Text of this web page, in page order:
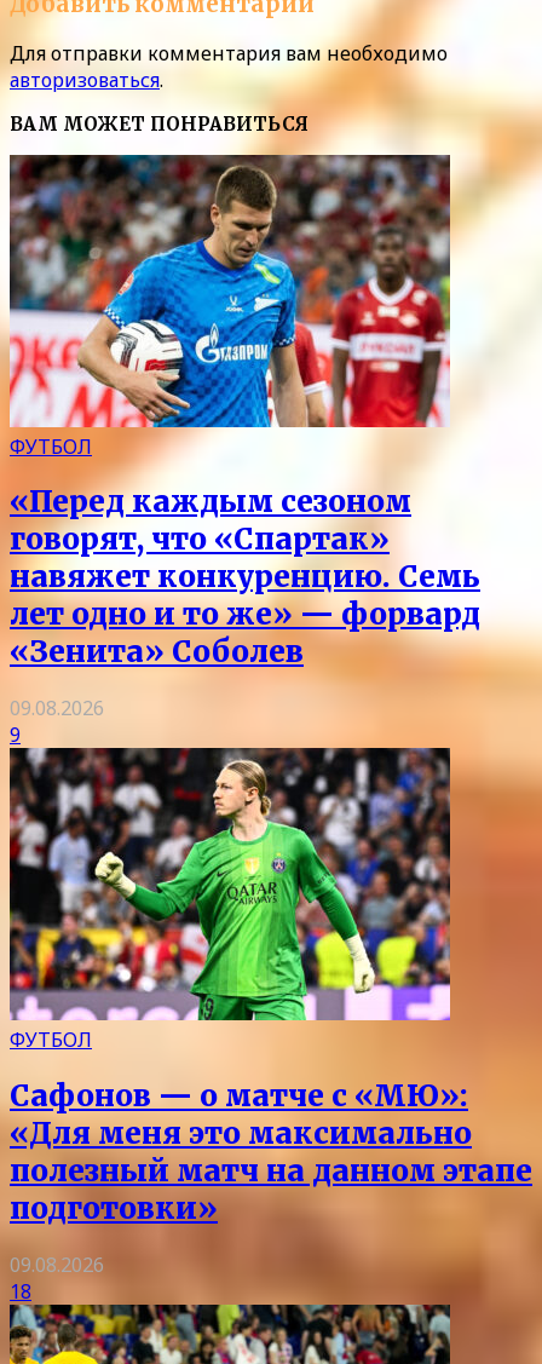
Для отправки комментария вам необходимо
авторизоваться.
ВАМ МОЖЕТ ПОНРАВИТЬСЯ
ФУТБОЛ
«Перед каждым сезоном
говорят, что «Спартак»
навяжет конкуренцию. Семь
лет одно и то же» — форвард
«Зенита» Соболев
09.08.2026
9
ФУТБОЛ
Сафонов — о матче с «МЮ»:
«Для меня это максимально
полезный матч на данном этапе
подготовки»
09.08.2026
18